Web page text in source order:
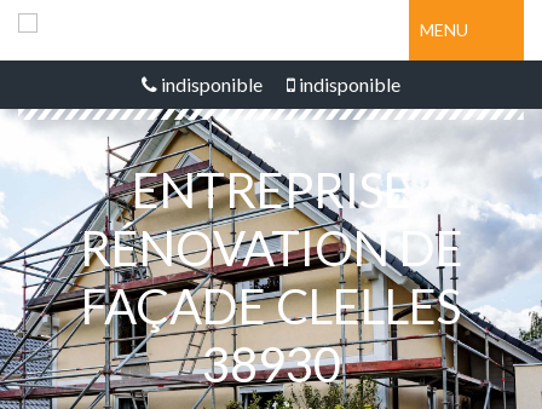
MENU
indisponible indisponible
ENTREPRISE
RÉNOVATION DE
FAÇADE CLELLES
38930